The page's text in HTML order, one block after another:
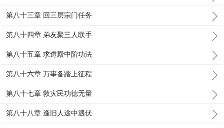
第八十三章 回三层宗门任务
第八十四章 弟友聚三人联手
第八十五章 求道殿中阶功法
第八十六章 万事备踏上征程
第八十七章 救灾民功德无量
第八十八章 逢旧人途中遇伏